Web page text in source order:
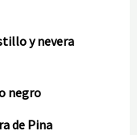
y nevera
negro
de Pina